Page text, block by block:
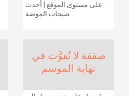
على مستوى الموقع | أحدث
صيحات الموضة
صفقة لا تُفوَّت في
نهاية الموسم